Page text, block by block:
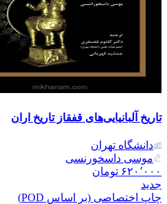
تاریخ آلبانیایی‌های قفقاز تاریخ اران
دانشگاه تهران
موسی داسخورنسی
۶۲۰٬۰۰۰ تومان
جدید
چاپ اختصاصی (بر اساس POD)